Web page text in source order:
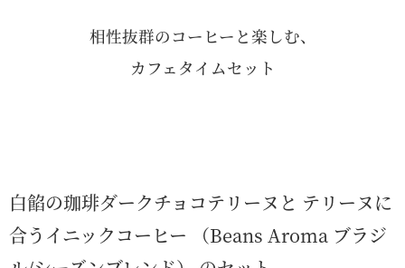
相性抜群のコーヒーと楽しむ、
カフェタイムセット
白餡の珈琲ダークチョコテリーヌと テリーヌに
合うイニックコーヒー （Beans Aroma ブラジ